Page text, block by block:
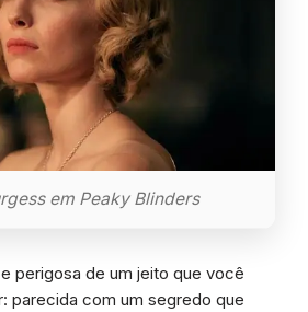
em Peaky Blinders
perigosa de um jeito que você
parecida com um segredo que